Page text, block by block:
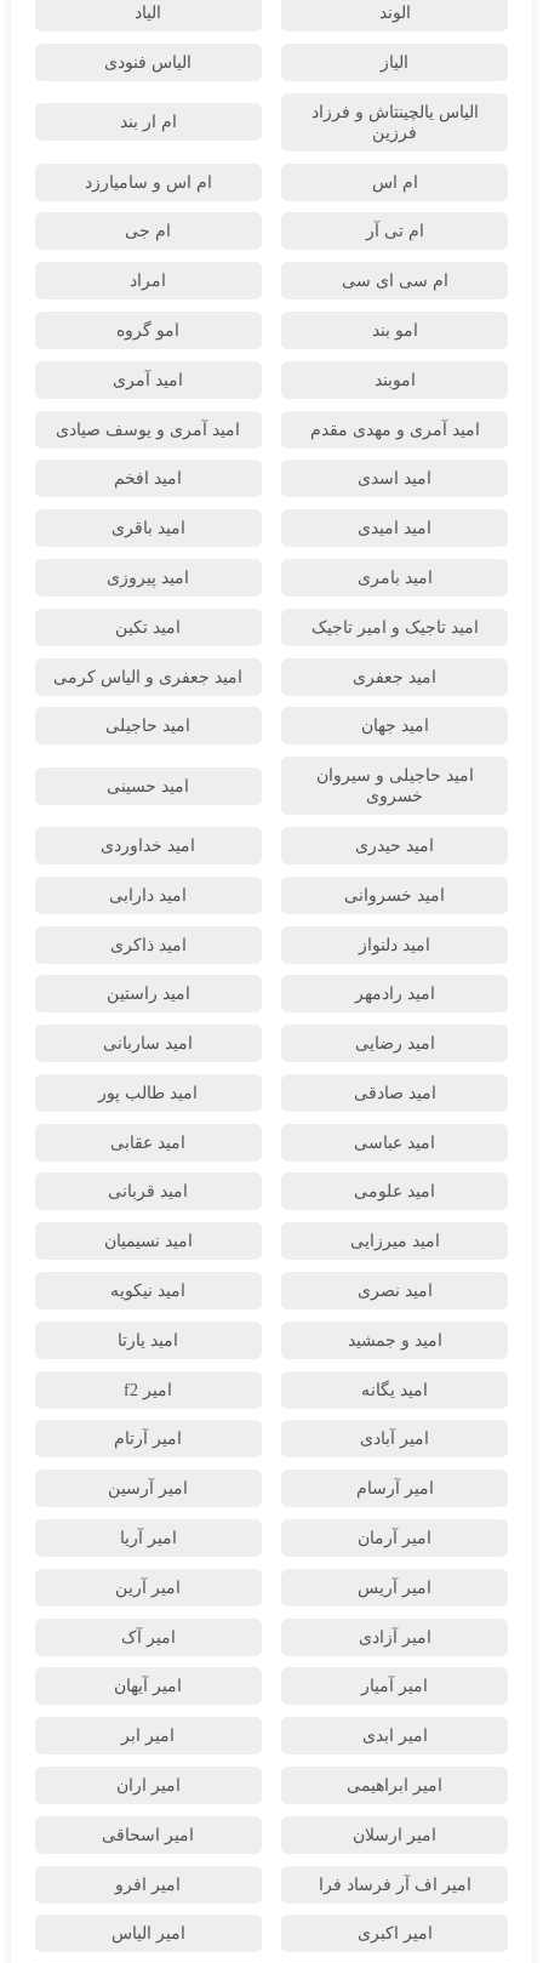
الوند الیاد
الیاز الیاس فنودی
الیاس یالچینتاش و فرزاد
فرزین
ام‌ ار بند
ام اس ام اس و سامیارزد
ام تی آر ام جی
ام سی ای سی امراد
امو بند امو گروه
اموبند امید آمری
امید آمری و مهدی مقدم امید آمری و یوسف صیادی
امید اسدی امید افخم
امید امیدی امید باقری
امید بامری امید پیروزی
امید تاجیک و امیر تاجیک امید تکین
امید جعفری امید جعفری و الیاس کرمی
امید جهان امید حاجیلی
امید حاجیلی و سیروان
خسروی
امید حسینی
امید حیدری امید خداوردی
امید خسروانی امید دارابی
امید دلنواز امید ذاکری
امید رادمهر امید راستین
امید رضایی امید ساربانی
امید صادقی امید طالب پور
امید عباسی امید عقابی
امید علومی امید قربانی
امید میرزایی امید نسیمیان
امید نصری امید نیکویه
امید و جمشید امید یارتا
امید یگانه امیر f2
امیر آبادی امیر آرتام
امیر آرسام امیر آرسین
امیر آرمان امیر آریا
امیر آریس امیر آرین
امیر آزادی امیر آک
امیر آمیار امیر آیهان
امیر ابدی امیر ابر
امیر ابراهیمی امیر اران
امیر ارسلان امیر اسحاقی
امیر اف آر فرساد فرا امیر افرو
امیر اکبری امیر الیاس